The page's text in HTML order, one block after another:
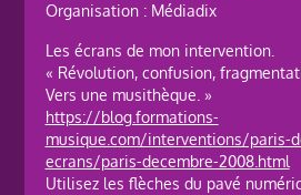
Organisation : Médiadix
Les écrans de mon intervention.
« Révolution, confusion,
Vers une musithèque. »
https://blog.formations-
musique.com/interventions/paris-
ecrans/paris-decembre-2008.html
Utilisez les flèches du pavé